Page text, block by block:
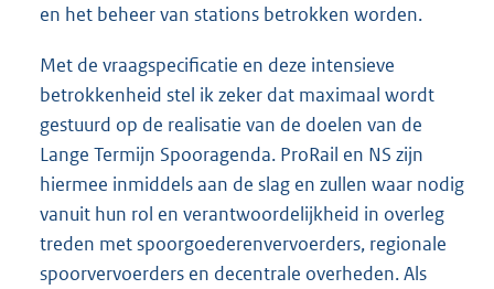
en het beheer van stations betrokken worden.
Met de vraagspecificatie en deze intensieve
betrokkenheid stel ik zeker dat maximaal wordt
gestuurd op de realisatie van de doelen van de
Lange Termijn Spooragenda. ProRail en NS zijn
hiermee inmiddels aan de slag en zullen waar nodig
vanuit hun rol en verantwoordelijkheid in overleg
treden met spoorgoederenvervoerders, regionale
spoorvervoerders en decentrale overheden. Als